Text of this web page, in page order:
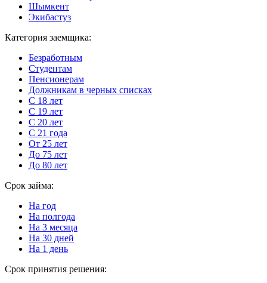
Шымкент
Экибастуз
Категория заемщика:
Безработным
Студентам
Пенсионерам
Должникам в черных списках
С 18 лет
С 19 лет
С 20 лет
С 21 года
От 25 лет
До 75 лет
До 80 лет
Срок займа:
На год
На полгода
На 3 месяца
На 30 дней
На 1 день
Срок принятия решения: